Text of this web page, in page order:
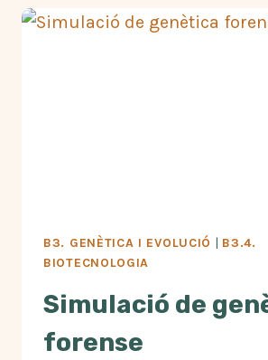
L’ESCALA
B3. GENÈTICA I EVOLUCIÓ | B3.4.
BIOTECNOLOGIA
Simulació de
forense